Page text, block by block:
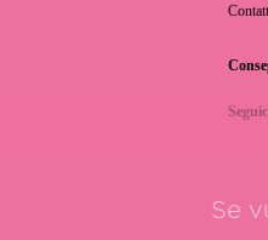
Se